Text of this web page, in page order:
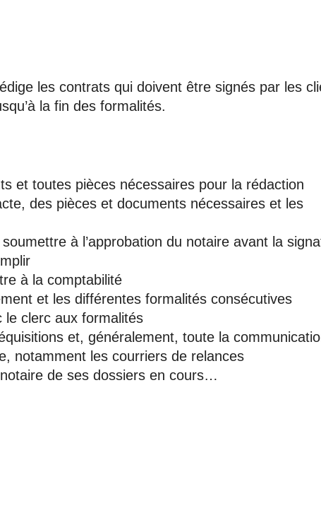
les contrats qui doivent être signés par les
la fin des formalités.
et toutes pièces nécessaires pour la rédaction
des pièces et documents nécessaires et les
à l’approbation du notaire avant la
à la comptabilité
et les différentes formalités consécutives
le clerc aux formalités
et, généralement, toute la
notamment les courriers de relances
de ses dossiers en cours…